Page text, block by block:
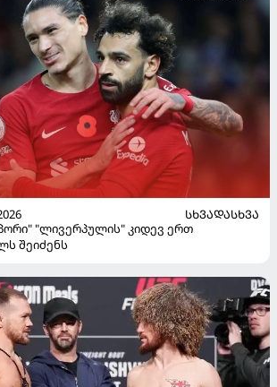
ᲡᲮᲕᲐᲓᲐᲡᲮᲕᲐ
"ლივერპულის" კიდევ ერთ
შეიძენს